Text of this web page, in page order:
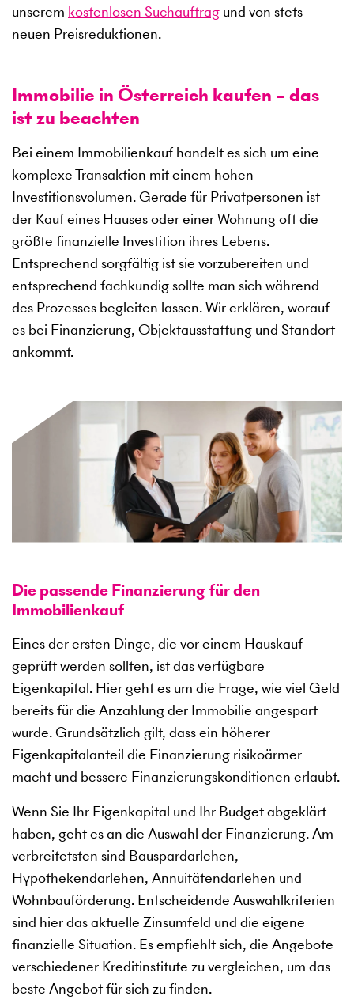
unserem kostenlosen Suchauftrag und von stets
neuen Preisreduktionen.
Immobilie in Österreich kaufen – das
ist zu beachten
Bei einem Immobilienkauf handelt es sich um eine
komplexe Transaktion mit einem hohen
Investitionsvolumen. Gerade für Privatpersonen ist
der Kauf eines Hauses oder einer Wohnung oft die
größte finanzielle Investition ihres Lebens.
Entsprechend sorgfältig ist sie vorzubereiten und
entsprechend fachkundig sollte man sich während
des Prozesses begleiten lassen. Wir erklären, worauf
es bei Finanzierung, Objektausstattung und Standort
ankommt.
Die passende Finanzierung für den
Immobilienkauf
Eines der ersten Dinge, die vor einem Hauskauf
geprüft werden sollten, ist das verfügbare
Eigenkapital. Hier geht es um die Frage, wie viel Geld
bereits für die Anzahlung der Immobilie angespart
wurde. Grundsätzlich gilt, dass ein höherer
Eigenkapitalanteil die Finanzierung risikoärmer
macht und bessere Finanzierungskonditionen erlaubt.
Wenn Sie Ihr Eigenkapital und Ihr Budget abgeklärt
haben, geht es an die Auswahl der Finanzierung. Am
verbreitetsten sind Bauspardarlehen,
Hypothekendarlehen, Annuitätendarlehen und
Wohnbauförderung. Entscheidende Auswahlkriterien
sind hier das aktuelle Zinsumfeld und die eigene
finanzielle Situation. Es empfiehlt sich, die Angebote
verschiedener Kreditinstitute zu vergleichen, um das
beste Angebot für sich zu finden.